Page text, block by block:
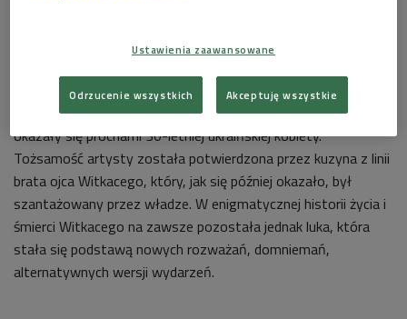
Pomysł na film powstawał przez wiele lat. Koprowicz przez
samobójstwa twórcy. Punktem przełomowym stała się
ekshumacja zwłok Witkacego w 1988 roku, które ostatecznie
okazały się prochami 30-letniej ukraińskiej kobiety.
Tożsamość artysty została potwierdzona przez kuzyna z linii
brata ojca Witkacego, który, jak się później okazało, był
szantażowany przez władze. W enigmatycznej historii życia i
śmierci Witkacego na zawsze pozostała jednak luka, która
stała się podstawą nowych rozważań, domniemań,
alternatywnych wersji wydarzeń.
Ustawienia zaawansowane
Odrzucenie wszystkich Akceptuję wszystkie